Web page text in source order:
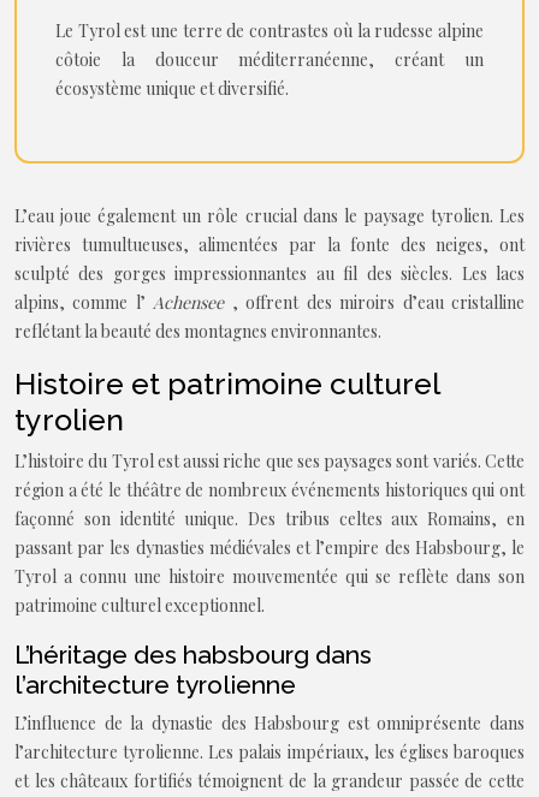
Le Tyrol est une terre de contrastes où la rudesse alpine
côtoie la douceur méditerranéenne, créant un
écosystème unique et diversifié.
L’eau joue également un rôle crucial dans le paysage tyrolien. Les
rivières tumultueuses, alimentées par la fonte des neiges, ont
sculpté des gorges impressionnantes au fil des siècles. Les lacs
alpins, comme l’Achensee , offrent des miroirs d’eau cristalline
reflétant la beauté des montagnes environnantes.
Histoire et patrimoine culturel
tyrolien
L’histoire du Tyrol est aussi riche que ses paysages sont variés. Cette
région a été le théâtre de nombreux événements historiques qui ont
façonné son identité unique. Des tribus celtes aux Romains, en
passant par les dynasties médiévales et l’empire des Habsbourg, le
Tyrol a connu une histoire mouvementée qui se reflète dans son
patrimoine culturel exceptionnel.
L’héritage des habsbourg dans
l’architecture tyrolienne
L’influence de la dynastie des Habsbourg est omniprésente dans
l’architecture tyrolienne. Les palais impériaux, les églises baroques
et les châteaux fortifiés témoignent de la grandeur passée de cette